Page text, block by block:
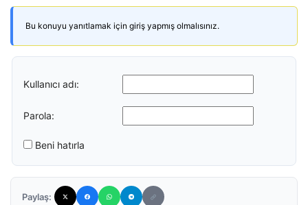
Bu konuyu yanıtlamak için giriş yapmış olmalısınız.
Kullanıcı adı:
Parola:
Beni hatırla
Paylaş: